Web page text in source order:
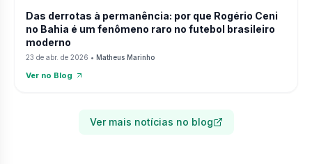
Das derrotas à permanência: por que Rogério Ceni
no Bahia é um fenômeno raro no futebol brasileiro
moderno
23 de abr. de 2026 • Matheus Marinho
Ver no Blog
Ver mais notícias no blog